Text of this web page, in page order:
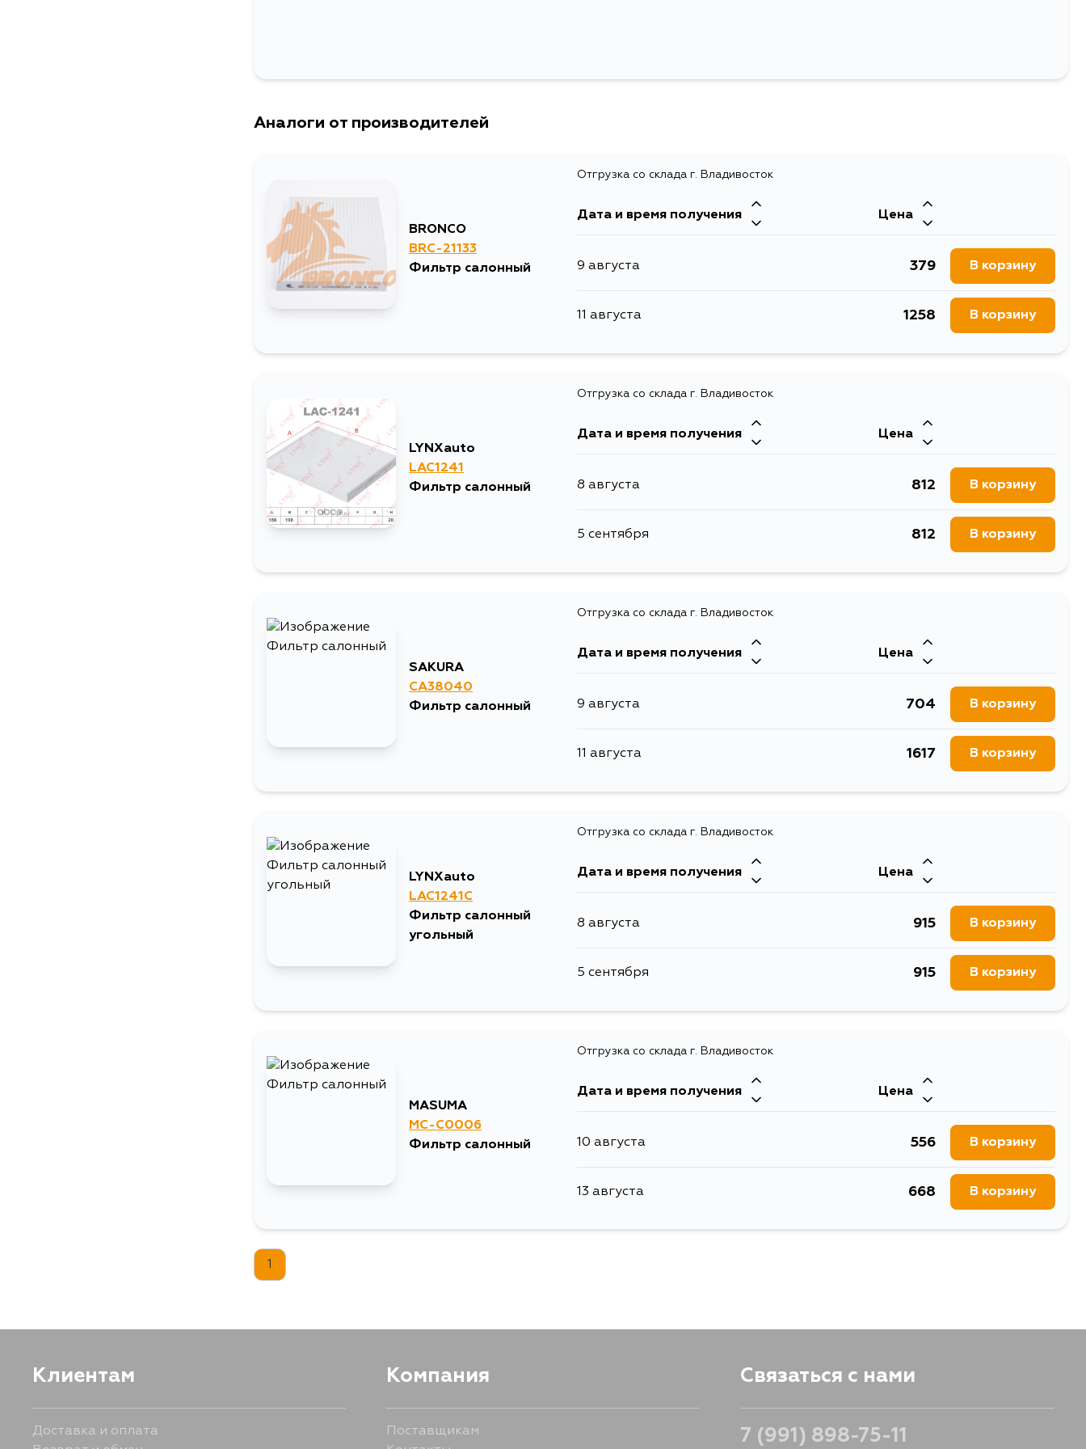
Аналоги от производителей
BRONCO
BRC-21133
Фильтр салонный
Отгрузка со склада г. Владивосток
Дата и время получения Цена
9 августа 379 В корзину
11 августа 1258 В корзину
LYNXauto
LAC1241
Фильтр салонный
Отгрузка со склада г. Владивосток
Дата и время получения Цена
8 августа 812 В корзину
5 сентября 812 В корзину
SAKURA
CA38040
Фильтр салонный
Отгрузка со склада г. Владивосток
Дата и время получения Цена
9 августа 704 В корзину
11 августа 1617 В корзину
LYNXauto
LAC1241C
Фильтр салонный
угольный
Отгрузка со склада г. Владивосток
Дата и время получения Цена
8 августа 915 В корзину
5 сентября 915 В корзину
MASUMA
MC-C0006
Фильтр салонный
Отгрузка со склада г. Владивосток
Дата и время получения Цена
10 августа 556 В корзину
13 августа 668 В корзину
1
Клиентам
Доставка и оплата
Компания
Поставщикам
Связаться с нами
7 (991) 898-75-11